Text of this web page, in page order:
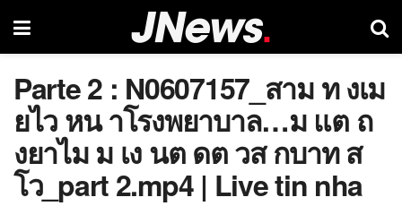
Parte 2 : N0607157_สาม ท งเม
ยไว หน าโรงพยาบาล…ม แต ถ
งยาไม ม เง นต ดต วส กบาท ส
โว_part 2.mp4 | Live tin nha